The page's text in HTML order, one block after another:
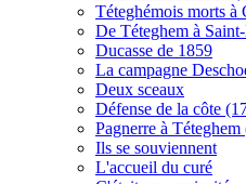
Téteghémois morts à
De Téteghem à
Ducasse de 1859
La campagne
Deux sceaux
Défense de la côte
Pagnerre à
Ils se souviennent
L'accueil du curé